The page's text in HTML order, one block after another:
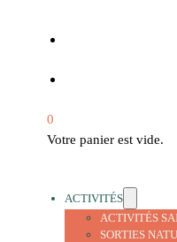
0
Votre panier est vide.
ACTIVITÉS
ACTIVITÉS
SORTIES